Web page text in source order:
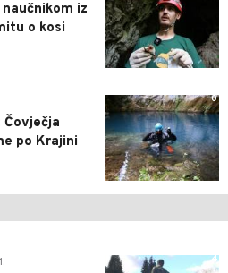
iz
o kosi
0
po Krajini
4